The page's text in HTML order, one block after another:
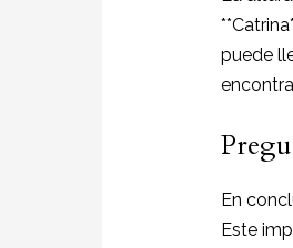
puede
En
Este